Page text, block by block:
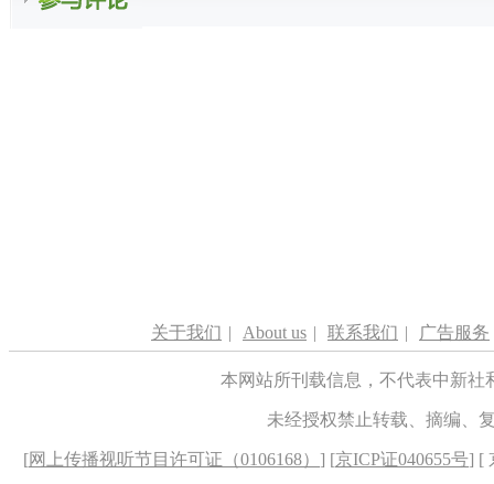
关于我们 | About us | 联系我们 | 广告服务
本网站所刊载信息，不代表中新
未经授权禁止转载、摘编、
[网上传播视听节目许可证（0106168） ] [京ICP证040655号] [